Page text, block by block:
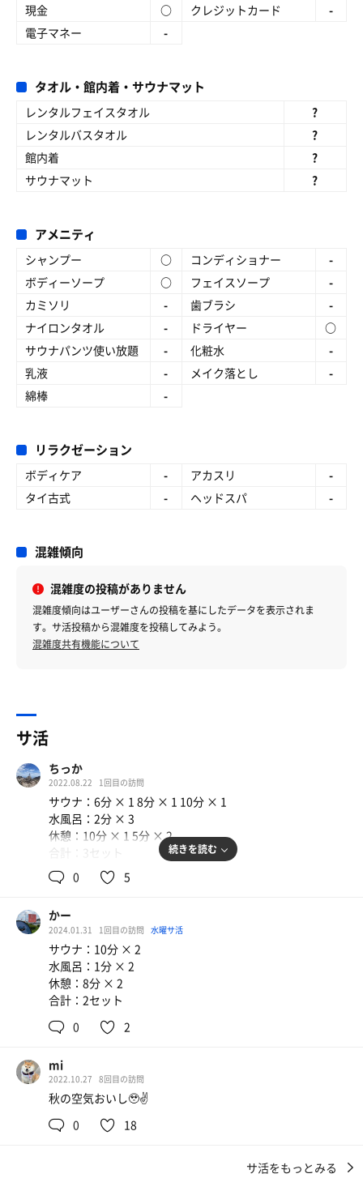
現金 ○ クレジットカード
-
電子マネー
-
タオル・館内着・サウナマット
レンタルフェイスタオル
?
レンタルバスタオル
?
館内着
?
サウナマット
?
アメニティ
シャンプー ○ コンディショナー
-
ボディーソープ
○ フェイスソープ
-
カミソリ
- 歯ブラシ
-
ナイロンタオル
- ドライヤー
○
サウナパンツ使い放題
- 化粧水
-
乳液
- メイク落とし
-
綿棒
-
リラクゼーション
ボディケア - アカスリ
-
タイ古式
- ヘッドスパ -
混雑傾向
混雑度の投稿がありません
混雑度傾向はユーザーさんの投稿を基にしたデータを表示されま
す。サ活投稿から混雑度を投稿してみよう。
混雑度共有機能について
サ活
ちっか
2022.08.22 1回目の訪問
サウナ：6分 × 1 8分 × 1 10分 × 1
水風呂：2分 × 3
休憩：10分 × 1 5分 × 2
合計：3セット
一言：ワークアウト後に利用しています。サウナマットは
風呂はちょうど良い温度です。外気浴スペースは露天風呂
(利用不可)の周囲に4席あります。が、夜だと暗くて足元が
不安なのと、奥の方が掃除されているか分からないので手
前の2席しか使う気が起きません。
半分サウナ目当てで入会しましたが、わざわざサウナだけ
利用することはないかな…という感じです。
運動してすぐサウナ入りたい！という方にはオススメで
続きを読む
0 5
かー
2024.01.31 1回目の訪問 水曜サ活
サウナ：10分 × 2
水風呂：1分 × 2
休憩：8分 × 2
合計：2セット
0
2
mi
2022.10.27 8回目の訪問
秋の空気おいし🥹✌️
0
18
サ活をもっとみる